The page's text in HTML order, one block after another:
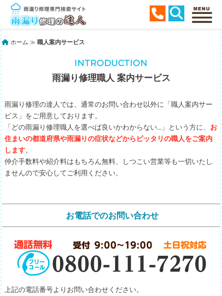
ホーム ≫職人案内サービス
雨漏り修理職人 案内サービス
INTRODUCTION
雨漏り修理の達人では、通常のお問い合わせ以外に「職人案内サー
ビス」をご用意しております。
「どの雨漏り修理職人を選べば良いかわからない…」という方に、 お
住まいの都道府県や雨漏りの症状などからピッタリの職人をご案内
します。
仲介手数料や紹介料はもちろん無料、しつこい営業等も一切いたし
ませんので安心してご利用ください。
お電話でのお問い合わせ
上記の電話番号よりお問い合わせください。